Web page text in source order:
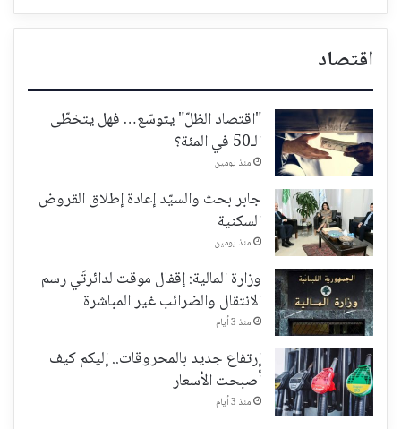
اقتصاد
"اقتصاد الظلّ" يتوسّع… فهل يتخطّى
الـ50 في المئة؟
منذ يومين
جابر بحث والسيّد إعادة إطلاق القروض
السكنية
منذ يومين
وزارة المالية: إقفال موقت لدائرتَي رسم
الانتقال والضرائب غير المباشرة
منذ 3 أيام
إرتفاع جديد بالمحروقات.. إليكم كيف
أصبحت الأسعار
منذ 3 أيام